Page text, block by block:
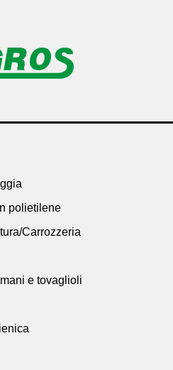
polietilene
Carrozzeria
e tovaglioli